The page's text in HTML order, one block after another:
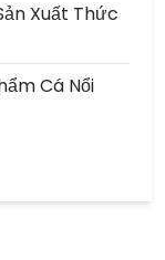
Xuất Thức
Cá Nổi